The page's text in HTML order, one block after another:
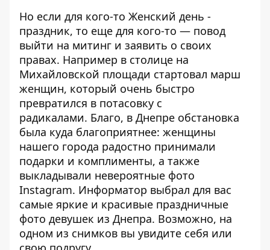
Но если для кого-то Женский день -
праздник, то еще для кого-то — повод
выйти на митинг и заявить о своих
правах. Например в столице на
Михайловской площади стартовал марш
женщин, который очень быстро
превратился в потасовку с
радикалами. Благо, в Днепре обстановка
была куда благоприятнее: женщины
нашего города радостно принимали
подарки и комплименты, а также
выкладывали невероятные фото
Instagram. Информатор выбрал для вас
самые яркие и красивые праздничные
фото девушек из Днепра. Возможно, на
одном из снимков вы увидите себя или